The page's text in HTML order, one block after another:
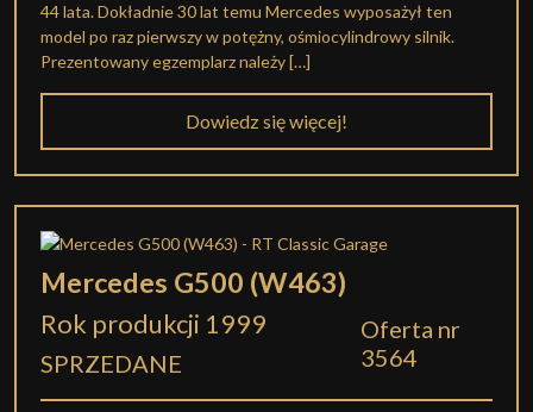
44 lata. Dokładnie 30 lat temu Mercedes wyposażył ten
model po raz pierwszy w potężny, ośmiocylindrowy silnik.
Prezentowany egzemplarz należy […]
Dowiedz się więcej!
Mercedes G500 (W463)
Rok produkcji 1999
SPRZEDANE
Oferta nr
3564